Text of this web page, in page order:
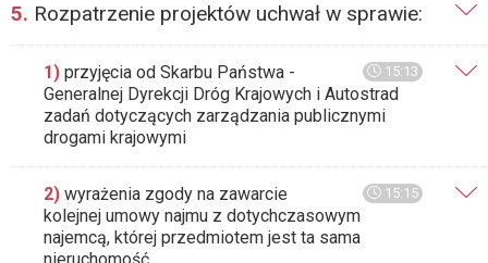
5. Rozpatrzenie projektów uchwał w sprawie:
15:13
1) przyjęcia od Skarbu Państwa -
Generalnej Dyrekcji Dróg Krajowych i Autostrad
zadań dotyczących zarządzania publicznymi
drogami krajowymi
15:15
2) wyrażenia zgody na zawarcie
kolejnej umowy najmu z dotychczasowym
najemcą, której przedmiotem jest ta sama